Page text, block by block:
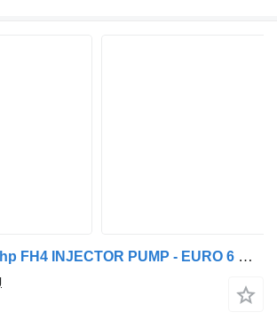
Volvo D13K 540hp FH4 INJECTOR PUMP - EURO 6 motor voor Volvo trekker